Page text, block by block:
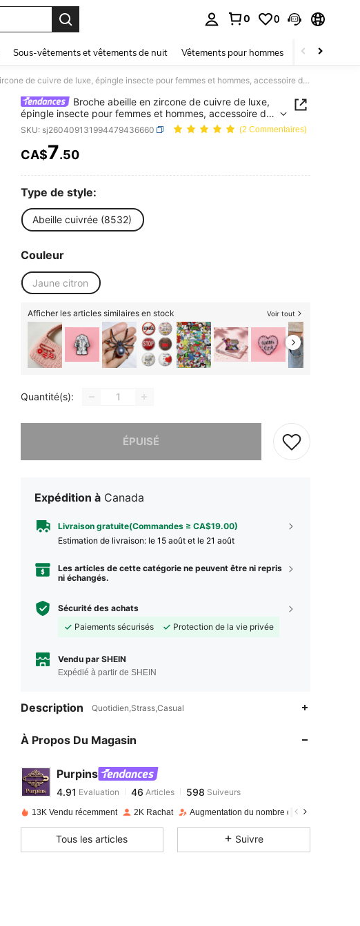
0 0
Sous-vêtements et vêtements de nuit Vêtements pour hommes Enfants
Broche abeille en zircone de cuivre de luxe, épingle insecte pour femmes et hommes, accessoire de bijouterie pour fête, rassemblement, nouveau cadeau
Broche abeille en zircone de cuivre de luxe,
épingle insecte pour femmes et hommes, accessoire de
bijouterie pour fête, rassemblement, nouveau cadeau
SKU: sj260409131994479436660 (2 Commentaires)
PRICE AND AVAILABILITY
CA$7.50
Type de style:
Abeille cuivrée (8532)
Couleur
Jaune citron
Afficher les articles similaires en stock Voir tout
Quantité(s):
ÉPUISÉ
Désolés, ce produit est épuisé.
Expédition à Canada
Livraison gratuite(Commandes ≥ CA$19.00)
Estimation de livraison: le 15 août et le 21 août
Les articles de cette catégorie ne peuvent être ni repris
ni échangés.
Sécurité des achats
Paiements sécurisés
Protection de la vie privée
Vendu par SHEIN
Expédié à partir de SHEIN
Description Quotidien,Strass,Casual
À Propos Du Magasin
Purpins
4.91
4.91 46
4.91 46
t***apayé Il y a 1 jour
4.91 46 598
13K Vendu récemment 2K Rachat Augmentation du nombre d'abonnés : 151 %
Tous les articles Suivre